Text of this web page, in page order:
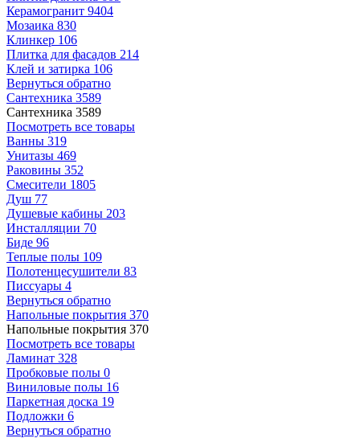
Керамогранит 9404
Мозаика 830
Клинкер 106
Плитка для фасадов 214
Клей и затирка 106
Вернуться обратно
Сантехника 3589
Сантехника 3589
Посмотреть все товары
Ванны 319
Унитазы 469
Раковины 352
Смесители 1805
Душ 77
Душевые кабины 203
Инсталляции 70
Биде 96
Теплые полы 109
Полотенцесушители 83
Писсуары 4
Вернуться обратно
Напольные покрытия 370
Напольные покрытия 370
Посмотреть все товары
Ламинат 328
Пробковые полы 0
Виниловые полы 16
Паркетная доска 19
Подложки 6
Вернуться обратно